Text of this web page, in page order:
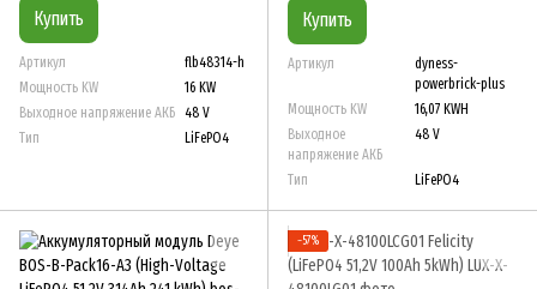
Купить
Артикул
flb48314-h
Мощность KW
16 KW
Выходное напряжение АКБ 48 V
Тип
LiFePO4
Купить
Артикул
dyness-
powerbrick-plus
Мощность KW
16,07 KWH
Выходное
напряжение АКБ
48 V
Тип LiFePO4
−57%